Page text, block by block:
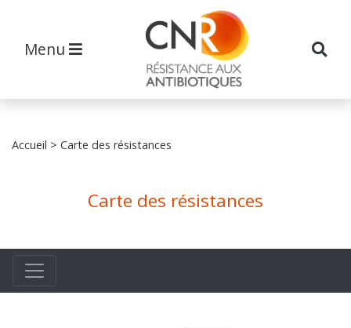
Menu
Accueil > Carte des résistances
Carte des résistances